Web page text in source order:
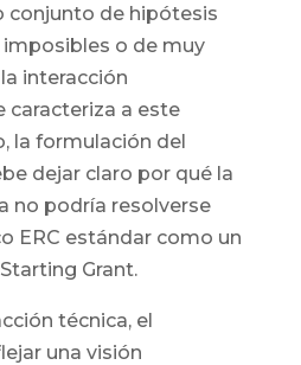
conjunto de hipótesis
o de muy
interacción
caracteriza a este
la formulación del
dejar claro por qué la
no podría resolverse
ERC estándar como un
Grant.
técnica, el
una visión